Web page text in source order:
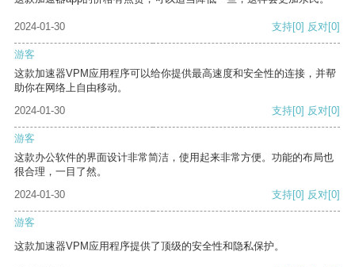
2024-01-30 支持[0] 反对[0]
游客
这款加速器VPM应用程序可以给你提供最高速度和安全性的连接，并帮
助你在网络上自由移动。
2024-01-30
支持[0] 反对[0]
游客
这款办公软件的界面设计非常简洁，使用起来非常方便。功能的布局也
很合理，一目了然。
2024-01-30
支持[0] 反对[0]
游客
这款加速器VPM应用程序提供了顶级的安全性和隐私保护。